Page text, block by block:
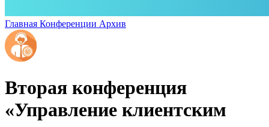
Главная Конференции Архив
Вторая конференция
«Управление клиентским